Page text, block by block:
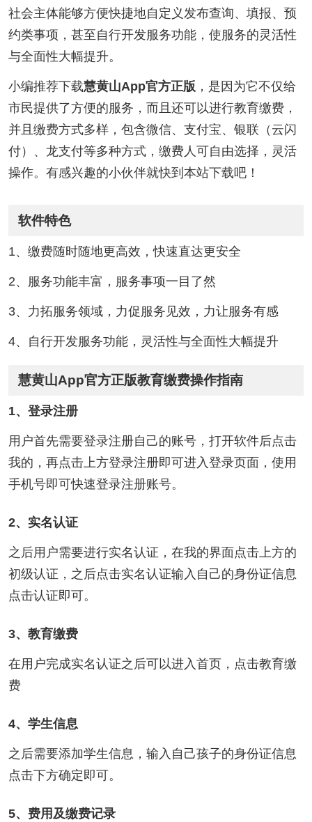
社会主体能够方便快捷地自定义发布查询、填报、预
约类事项，甚至自行开发服务功能，使服务的灵活性
与全面性大幅提升。
小编推荐下载慧黄山App官方正版 ，是因为它不仅给
市民提供了方便的服务，而且还可以进行教育缴费，
并且缴费方式多样，包含微信、支付宝、银联（云闪
付）、龙支付等多种方式，缴费人可自由选择，灵活
操作。有感兴趣的小伙伴就快到本站下载吧！
软件特色
1、缴费随时随地更高效，快速直达更安全
2、服务功能丰富，服务事项一目了然
3、力拓服务领域，力促服务见效，力让服务有感
4、自行开发服务功能，灵活性与全面性大幅提升
慧黄山App官方正版教育缴费操作指南
1、登录注册
用户首先需要登录注册自己的账号，打开软件后点击
我的，再点击上方登录注册即可进入登录页面，使用
手机号即可快速登录注册账号。
2、实名认证
之后用户需要进行实名认证，在我的界面点击上方的
初级认证，之后点击实名认证输入自己的身份证信息
点击认证即可。
3、教育缴费
在用户完成实名认证之后可以进入首页，点击教育缴
费
4、学生信息
之后需要添加学生信息，输入自己孩子的身份证信息
点击下方确定即可。
5、费用及缴费记录